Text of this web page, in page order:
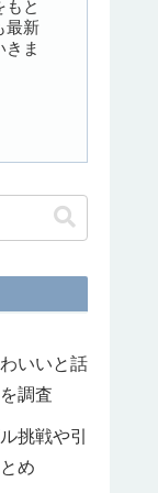
もと
最新
きま
いいと話
調査
挑戦や引
め